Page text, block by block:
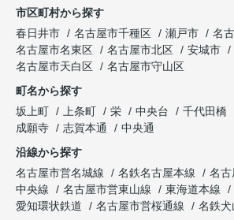
市区町村から探す
春日井市
名古屋市千種区 瀬戸市
名
名古屋市名東区
名古屋市北区 安城市
名古屋市天白区
名古屋市守山区
町名から探す
坂上町
上条町 栄 中央台 千代田橋
成願寺
志賀本通
中央通
沿線から探す
名古屋市営名城線
名鉄名古屋本線
名古
中央線
名古屋市営東山線 東海道本線
愛知環状鉄道
名古屋市営桜通線
名鉄犬